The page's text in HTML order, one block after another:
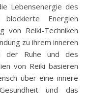
Lebensenergie des
Energien
von Reiki-Techniken
zu ihrem inneren
der Ruhe und des
von Reiki basieren
über eine innere
und das